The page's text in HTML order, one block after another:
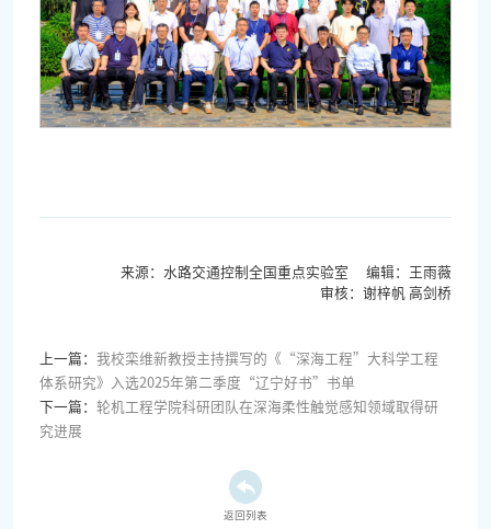
来源：水路交通控制全国重点实验室 编辑：王雨薇
审核：谢梓帆 高剑桥
上一篇： 我校栾维新教授主持撰写的《“深海工程”大科学工程
体系研究》入选2025年第二季度“辽宁好书”书单
下一篇： 轮机工程学院科研团队在深海柔性触觉感知领域取得研
究进展
返回列表